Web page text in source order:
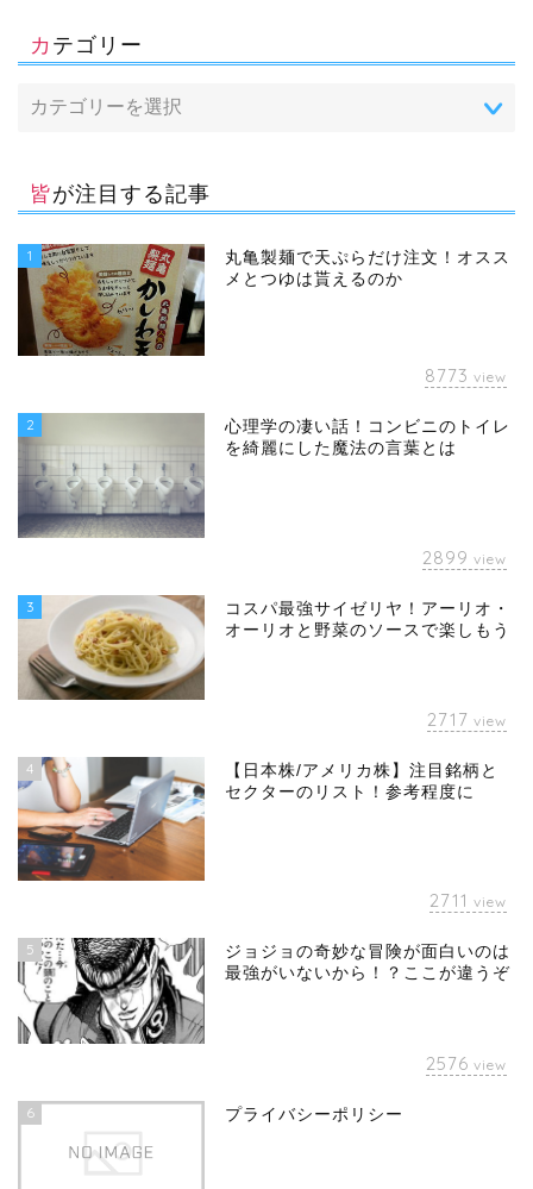
カテゴリー
皆が注目する記事
1
丸亀製麺で天ぷらだけ注文！オスス
メとつゆは貰えるのか
8773 view
2
心理学の凄い話！コンビニのトイレ
を綺麗にした魔法の言葉とは
2899 view
3
コスパ最強サイゼリヤ！アーリオ・
オーリオと野菜のソースで楽しもう
2717 view
4
【日本株/アメリカ株】注目銘柄と
セクターのリスト！参考程度に
2711 view
5
ジョジョの奇妙な冒険が面白いのは
最強がいないから！？ここが違うぞ
2576 view
6 プライバシーポリシー